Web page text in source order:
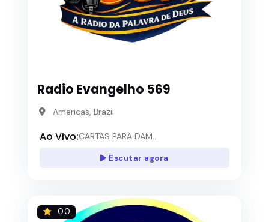
Radio Evangelho 569
Americas, Brazil
Ao Vivo:CARTAS PARA DAM...
Escutar agora
0.0